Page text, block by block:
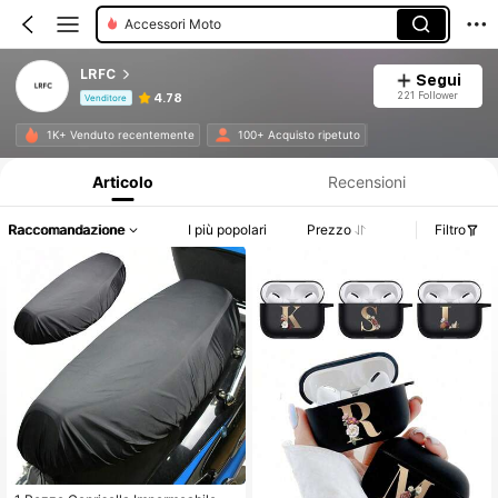
Accessori Moto
LRFC
Venditore 4.78
Segui
221 Follower
1K+ Venduto recentemente 100+ Acquisto ripetuto
Articolo Recensioni
Raccomandazione I più popolari Prezzo Filtro